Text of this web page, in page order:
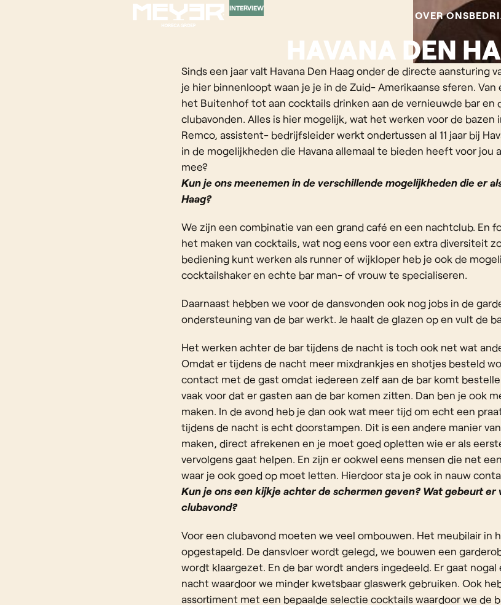
OVER ONS
INTERVIEW
HAVANA DEN
Sinds een jaar valt Havana Den Haag onder de directe aansturing
je hier binnenloopt waan je je in de Zuid- Amerikaanse sferen.
het Buitenhof tot aan cocktails drinken aan de vernieuwde bar en
clubavonden. Alles is hier mogelijk, wat het werken voor de bazen
Remco, assistent- bedrijfsleider werkt ondertussen al 11 jaar bij
in de mogelijkheden die Havana allemaal te bieden heeft voor jou
mee?
Kun je ons meenemen in de verschillende mogelijkheden die er
Haag?
We zijn een combinatie van een grand café en een nachtclub. En
het maken van cocktails, wat nog eens voor een extra diversiteit
bediening kunt werken als runner of wijkloper heb je ook de
cocktailshaker en echte bar man- of vrouw te specialiseren.
Daarnaast hebben we voor de dansvonden ook nog jobs in de
ondersteuning van de bar werkt. Je haalt de glazen op en vult de
Het werken achter de bar tijdens de nacht is toch ook net wat
Omdat er tijdens de nacht meer mixdrankjes en shotjes besteld
contact met de gast omdat iedereen zelf aan de bar komt
vaak voor dat er gasten aan de bar komen zitten. Dan ben je ook
maken. In de avond heb je dan ook wat meer tijd om echt een
tijdens de nacht is echt doorstampen. Dit is een andere manier
maken, direct afrekenen en je moet goed opletten wie er als
vervolgens gaat helpen. En zijn er ookwel eens mensen die net
waar je ook goed op moet letten. Hierdoor sta je ook in nauw
Kun je ons een kijkje achter de schermen geven? Wat gebeurt er
clubavond?
Voor een clubavond moeten we veel ombouwen. Het meubilair in
opgestapeld. De dansvloer wordt gelegd, we bouwen een
wordt klaargezet. En de bar wordt anders ingedeeld. Er gaat
nacht waardoor we minder kwetsbaar glaswerk gebruiken. Ook
assortiment met een bepaalde selectie cocktails waardoor we de